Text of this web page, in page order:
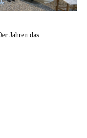
Jahren das